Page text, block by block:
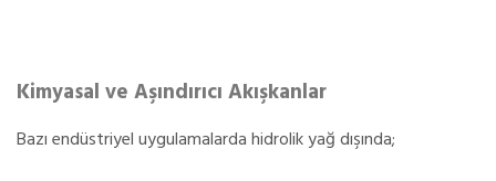
Kimyasal ve Aşındırıcı Akışkanlar
Bazı endüstriyel uygulamalarda hidrolik yağ dışında;